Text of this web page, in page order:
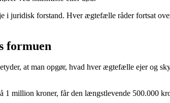
juridisk forstand. Hver ægtefælle råder fortsat
formuen
at man opgør, hvad hver ægtefælle ejer og
million kroner, får den længstlevende 500.000